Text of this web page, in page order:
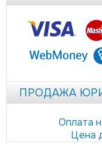
ПРОДАЖА
Оплата
Цена